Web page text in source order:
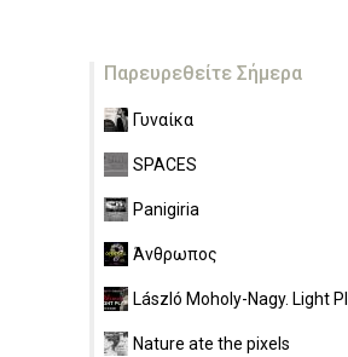
Παρευρεθείτε Σήμερα
Γυναίκα
SPACES
Panigiria
Άνθρωπος
László Moholy-Nagy. Light
Nature ate the pixels